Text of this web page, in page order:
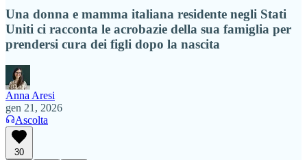
Una donna e mamma italiana residente negli Stati
Uniti ci racconta le acrobazie della sua famiglia per
prendersi cura dei figli dopo la nascita
Anna Aresi
gen 21, 2026
Ascolta
30